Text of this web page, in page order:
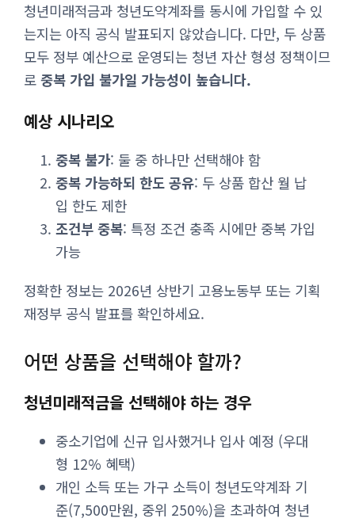
청년미래적금과 청년도약계좌를 동시에 가입할 수 있
는지는 아직 공식 발표되지 않았습니다. 다만, 두 상품
모두 정부 예산으로 운영되는 청년 자산 형성 정책이므
로 중복 가입 불가일 가능성이 높습니다.
예상 시나리오
중복 불가: 둘 중 하나만 선택해야 함
중복 가능하되 한도 공유: 두 상품 합산 월 납
입 한도 제한
조건부 중복: 특정 조건 충족 시에만 중복 가입
가능
정확한 정보는 2026년 상반기 고용노동부 또는 기획
재정부 공식 발표를 확인하세요.
어떤 상품을 선택해야 할까?
청년미래적금을 선택해야 하는 경우
중소기업에 신규 입사했거나 입사 예정 (우대
형 12% 혜택)
개인 소득 또는 가구 소득이 청년도약계좌 기
준(7,500만원, 중위 250%)을 초과하여 청년